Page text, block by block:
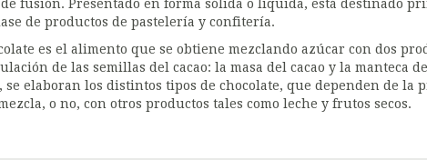
fusión. Presentado en forma sólida o líquida, está destinado
de productos de pastelería y confitería.
es el alimento que se obtiene mezclando azúcar con dos
de las semillas del cacao: la masa del cacao y la manteca
se elaboran los distintos tipos de chocolate, que dependen de la
o no, con otros productos tales como leche y frutos secos.